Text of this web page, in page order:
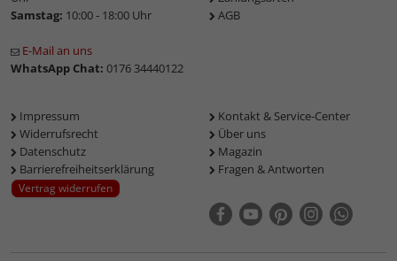
Samstag: 10:00 - 18:00 Uhr
E-Mail an uns
WhatsApp Chat: 0176 34440122
AGB
Impressum
Widerrufsrecht
Datenschutz
Barrierefreiheitserklärung
Vertrag widerrufen
Kontakt & Service-Center
Über uns
Magazin
Fragen & Antworten